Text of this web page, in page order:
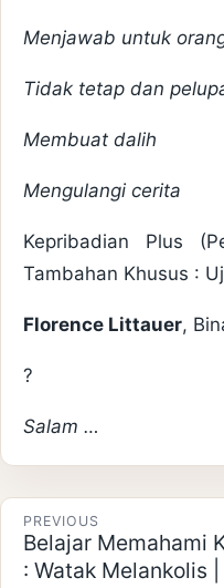
Menjawab untuk
Tidak tetap dan
Membuat dalih
Mengulangi cerita
Kepribadian Plus
Tambahan Khusus :
Florence Littauer,
?
Salam …
Post navigation
PREVIOUS
Belajar Memahami
: Watak Melankolis